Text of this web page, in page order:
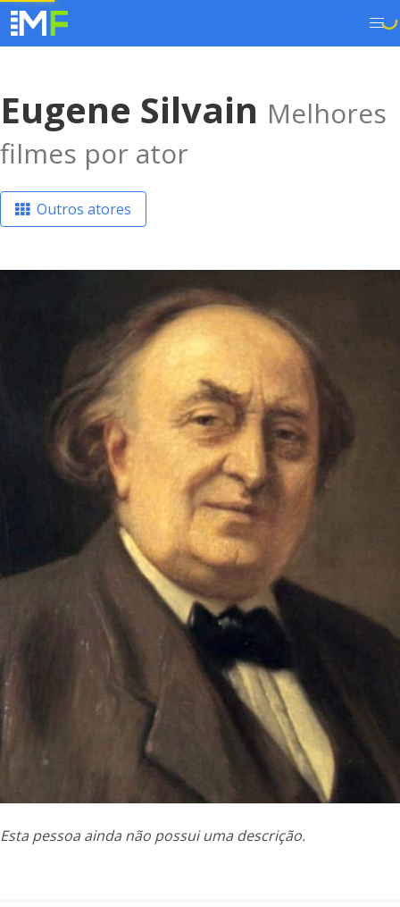
Eugene Silvain Melhores
filmes por ator
Outros atores
Esta pessoa ainda não possui uma descrição.